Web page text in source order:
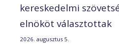
kereskedelmi
elnököt választottak
2026. augusztus 5.